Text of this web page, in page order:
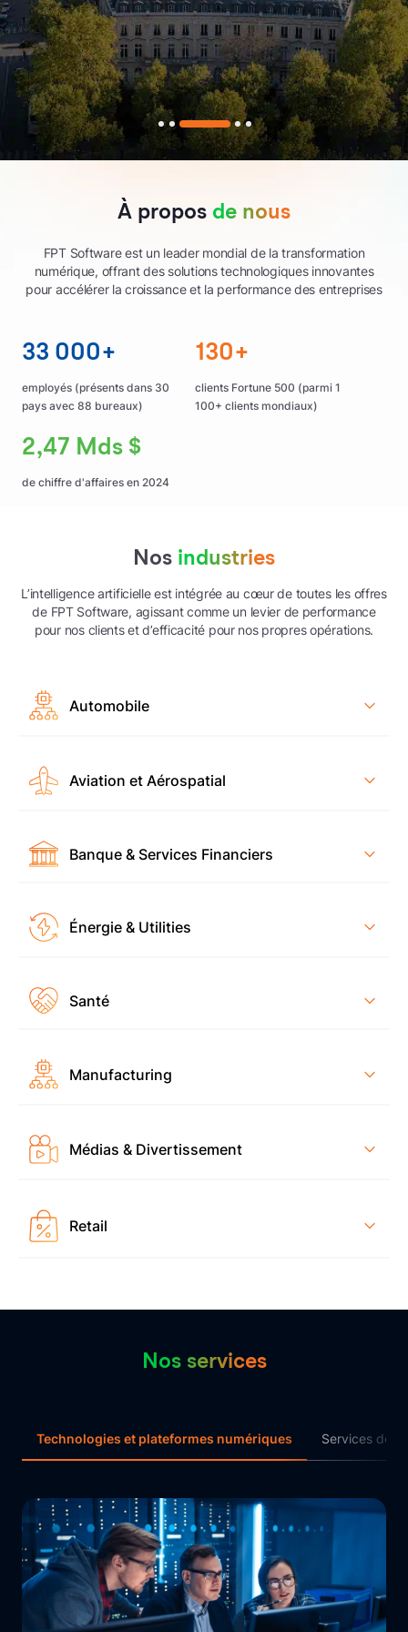
À propos de nous
FPT Software est un leader mondial de la transformation
numérique, offrant des solutions technologiques innovantes
pour accélérer la croissance et la performance des entreprises
33 000+
employés (présents dans 30
pays avec 88 bureaux)
130+
clients Fortune 500 (parmi 1
100+ clients mondiaux)
2,47 Mds $
de chiffre d'affaires en 2024
Nos industries
L’intelligence artificielle est intégrée au cœur de toutes les offres
de FPT Software, agissant comme un levier de performance
pour nos clients et d’efficacité pour nos propres opérations.
Automobile
Aviation et Aérospatial
Banque & Services Financiers
Énergie & Utilities
Santé
Manufacturing
Médias & Divertissement
Retail
Nos services
Technologies et plateformes numériques Services de